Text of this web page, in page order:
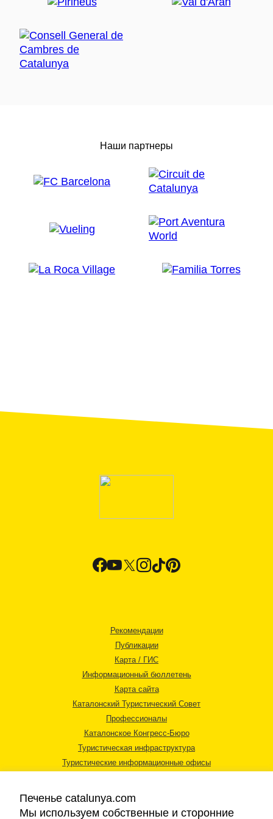
Наши партнеры
Рекомендации
Публикации
Карта / ГИС
Информационный бюллетень
Карта сайта
Каталонский Туристический Совет
Профессионалы
Каталонское Конгресс-Бюро
Туристическая инфраструктура
Туристические информационные офисы
Печенье catalunya.com
Мы используем собственные и сторонние